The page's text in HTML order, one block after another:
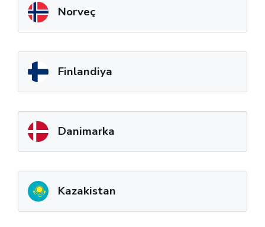
Norveç
Finlandiya
Danimarka
Kazakistan